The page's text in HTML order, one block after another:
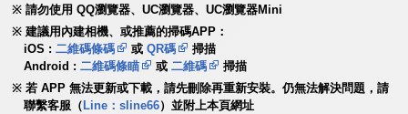
請勿使用 QQ瀏覽器、UC瀏覽器、UC瀏覽器Mini
建議用內建相機、或推薦的掃碼APP：
iOS :二維碼條碼 或QR碼
掃描
Android :二維碼條瞄 或二維碼
掃描
若 APP 無法更新或下載，請先刪除再重新安裝。仍無法解決問題，請
聯繫客服（ Line：sline66）並附上本頁網址